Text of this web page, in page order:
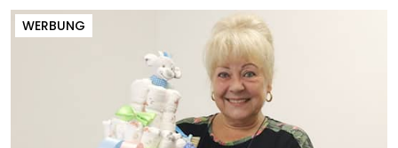
WERBUNG